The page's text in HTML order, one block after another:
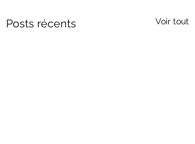
Posts récents Voir tout